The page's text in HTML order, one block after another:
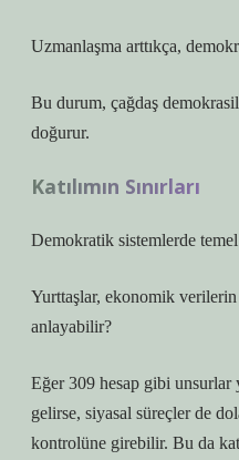
Uzmanlaşma arttıkça,
Bu durum, çağdaş
doğurur.
Katılımın Sınırları
Demokratik sistemlerde
Yurttaşlar, ekonomik
anlayabilir?
Eğer 309 hesap gibi unsurlar
gelirse, siyasal süreçler de
kontrolüne girebilir. Bu da